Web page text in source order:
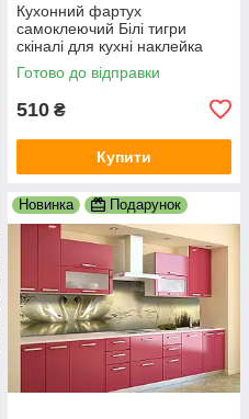
Кухонний фартух
самоклеючий Білі тигри
скіналі для кухні наклейка
ПВХ тварини зелений
600х2000 мм
Готово до відправки
510 ₴
Купити
Новинка Подарунок